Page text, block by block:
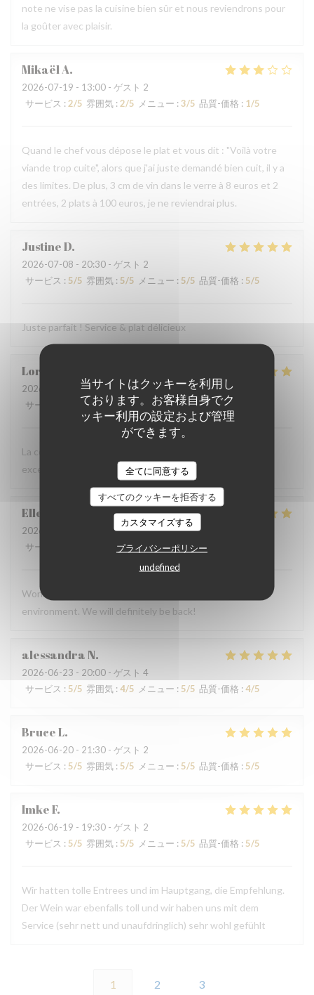
当サイトはクッキーを利用し
ております。お客様自身でク
ッキー利用の設定および管理
ができます。
全てに同意する
すべてのクッキーを拒否する
カスタマイズする
プライバシーポリシー
undefined
note ne vise pas la cuisine bien sûr et nous reviendrons pour
la goûter avec plaisir.
MikaëlA
2026-07-19 - 13:00 - ゲスト 2
サービス : 2/5 雰囲気 : 2/5 メニュー : 3/5 品質-価格 : 1/5
Quand le chef vous dépose le plat et vous dit : "Voilà votre
viande trop cuite", alors que j'ai juste demandé bien cuit, il y a
des limites. De plus, 3 cm de vin dans le verre à 8 euros et 2
entrées, 2 plats à 100 euros, je ne reviendrai plus.
JustineD
2026-07-08 - 20:30 - ゲスト 2
サービス : 5/5 雰囲気 : 5/5 メニュー : 5/5 品質-価格 : 5/5
Juste parfait ! Service & plat délicieux
Lorena
2026-07-07
- 19:30 - ゲスト 4
サービス
雰囲気 5 /5 メニュー: 5/5 品質-価格
La comida estaba muy buena, el vino rico y una atención
excelente. Lo recomiendo 100%.
Ellen
2026-06-28
- 13:00 - ゲスト 4
サービス
:5/5 メニュー: 5/5 品質-価格
Wonderful meal, excellent service, and a beautiful
environment. We will definitely be back!
alessandraN
2026-06-23 - 20:00 - ゲスト 4
サービス : 5/5 雰囲気 :4/5 メニュー : 5/5 品質-価格 : 4/5
BruceL
2026-06-20 - 21:30 - ゲスト 2
サービス : 5/5 雰囲気 :5/5 メニュー : 5/5 品質-価格 : 5/5
ImkeF
2026-06-19 - 19:30 - ゲスト 2
サービス : 5/5 雰囲気 : 5/5 メニュー : 5/5 品質-価格 : 5/5
Wir hatten tolle Entrees und im Hauptgang, die Empfehlung.
Der Wein war ebenfalls toll und wir haben uns mit dem
Service (sehr nett und unaufdringlich) sehr wohl gefühlt
1 2 3